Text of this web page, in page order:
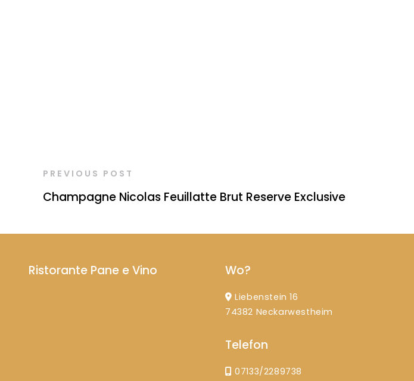
PREVIOUS POST
Champagne Nicolas Feuillatte Brut Reserve Exclusive
Ristorante Pane e Vino Wo?
Liebenstein 16
74382 Neckarwestheim
Telefon
07133/2289738